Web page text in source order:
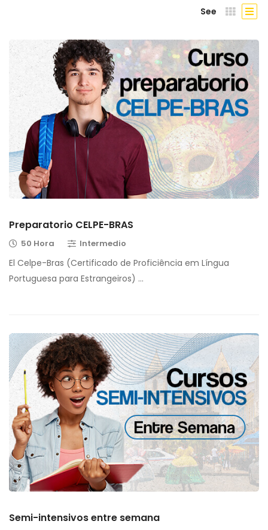
See
Preparatorio CELPE-BRAS
50 Hora Intermedio
El Celpe-Bras (Certificado de Proficiência em Língua
Portuguesa para Estrangeiros) …
Semi-intensivos entre semana